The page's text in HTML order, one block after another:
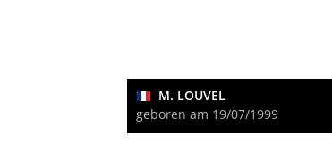
M. LOUVEL
geboren am 19/07/1999